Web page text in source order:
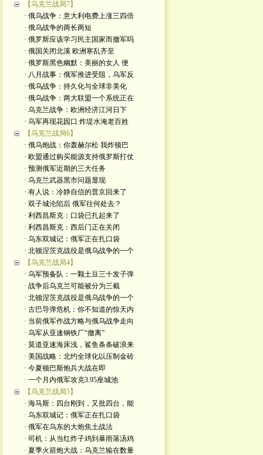
【乌克兰战局7】
· 俄乌战争：意大利电费上涨三四倍
· 俄乌战争的两长两短
· 俄罗斯应该学习民主国家而撤军吗
· 俄国关闭北溪 欧洲寒乱齐至
· 俄罗斯黑色幽默：美丽的女人 便
· 八月战事：俄军推进受阻，乌军反
· 俄乌战争：持久化与全球非美化
· 俄乌战争：两大联盟一个系统正在
· 乌克兰战争：欧洲经济江河日下
· 乌军再现花园口 炸堤水淹老百姓
【乌克兰战局6】
· 俄乌炮战：你轰赫尔松 我炸顿巴
· 欧盟通过购买能源支持俄罗斯打仗
· 预测俄军近期的三大任务
· 乌克兰武器黑市问题显现
· 有人说：冷静自信的普京回来了
· 双子城沦陷后 俄军往何处去？
· 利西昌斯克：口袋已扎起来了
· 利西昌斯克：西后门正在关闭
· 乌东双城记：俄军正在扎口袋
· 北顿涅茨克战役是俄乌战争的一个
【乌克兰战局4】
· 乌军预备队：一颗土豆三十发子弹
· 战争后乌克兰可能被分为三截
· 北顿涅茨克战役是俄乌战争的一个
· 古巴导弹危机：你不知道的惊天内
· 当前俄军作战方略与俄乌战争走向
· 乌军从亚速钢铁厂“撤离”
· 莫道亚速海床浅，鲨鱼条条破浪来
· 美国战略：北约全球化以压制金砖
· 今夏顿巴斯炮兵大战在即
· 一个月内俄军攻克3.95座城池
【乌克兰战局5】
· 海马斯：四台刚到，又批四台，能
· 乌东双城记：俄军正在扎口袋
· 俄军在乌东的大炮焦土战法
· 司机：从当红炸子鸡到暴雨落汤鸡
· 夏季火箭炮大战：乌克兰输在数量